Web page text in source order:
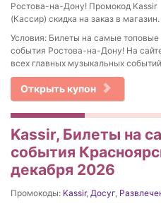
Ростова-на-Дону! Промокод Kassir
(Кассир) скидка на заказ в магазин.
Условия: Билеты на самые топовые
события Ростова-на-Дону! На
всех главных музыкальных
Открыть купон
Kassir, Билеты на
события
декабря 2026
Промокоды: Kassir, Досуг,